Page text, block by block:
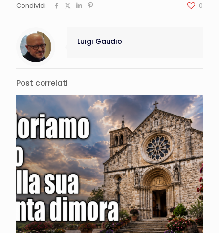
Condividi 0
Luigi Gaudio
Post correlati